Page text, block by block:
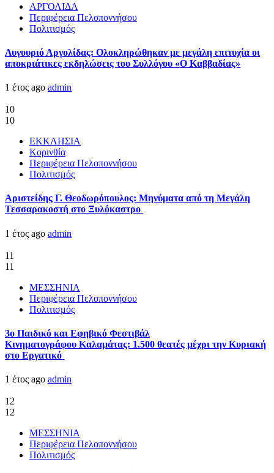
ΑΡΓΟΛΙΔΑ
Περιφέρεια Πελοποννήσου
Πολιτισμός
Λυγουριό Αργολίδας: Ολοκληρώθηκαν με μεγάλη επιτυχία οι
αποκριάτικες εκδηλώσεις του Συλλόγου «Ο Καββαδίας»
1 έτος ago admin
10
10
ΕΚΚΛΗΣΙΑ
Κορινθία
Περιφέρεια Πελοποννήσου
Πολιτισμός
Αριστείδης Γ. Θεοδωρόπουλος: Μηνύματα από τη Μεγάλη
Τεσσαρακοστή στο Ξυλόκαστρο
1 έτος ago admin
11
11
ΜΕΣΣΗΝΙΑ
Περιφέρεια Πελοποννήσου
Πολιτισμός
3ο Παιδικό και Εφηβικό Φεστιβάλ
Κινηματογράφου Καλαμάτας: 1.500 θεατές μέχρι την Κυριακή
στο Εργατικό
1 έτος ago admin
12
12
ΜΕΣΣΗΝΙΑ
Περιφέρεια Πελοποννήσου
Πολιτισμός